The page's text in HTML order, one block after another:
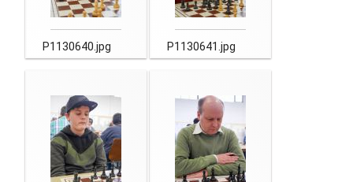
P1130640.jpg P1130641.jpg